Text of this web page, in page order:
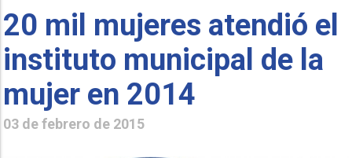
20 mil mujeres atendió el
instituto municipal de la
mujer en 2014
03 de febrero de 2015